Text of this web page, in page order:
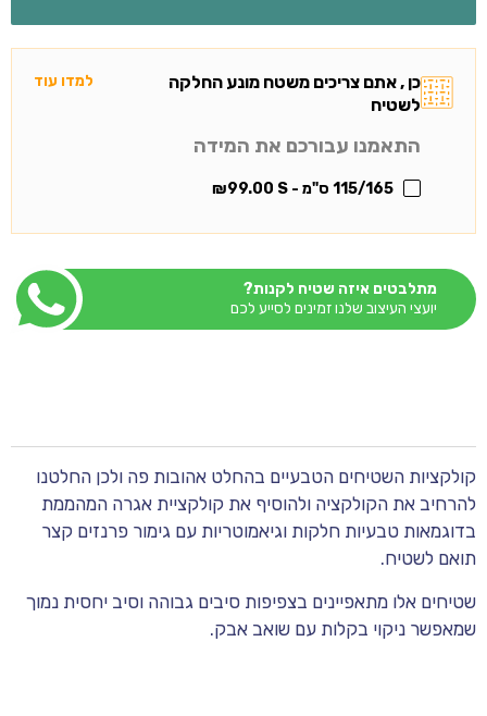
כן , אתם צריכים משטח מונע החלקה
לשטיח
למדו עוד
התאמנו עבורכם את המידה
115/165 ס"מ - S ₪99.00
מתלבטים איזה שטיח לקנות?
יועצי העיצוב שלנו זמינים לסייע לכם
קולקציות השטיחים הטבעיים בהחלט אהובות פה ולכן החלטנו
להרחיב את הקולקציה ולהוסיף את קולקציית אגרה המהממת
בדוגמאות טבעיות חלקות וגיאמוטריות עם גימור פרנזים קצר
תואם לשטיח.
שטיחים אלו מתאפיינים בצפיפות סיבים גבוהה וסיב יחסית נמוך
שמאפשר ניקוי בקלות עם שואב אבק.